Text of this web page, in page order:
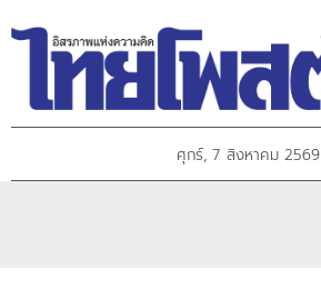
ศุกร์, 7 สิงหาคม 2569